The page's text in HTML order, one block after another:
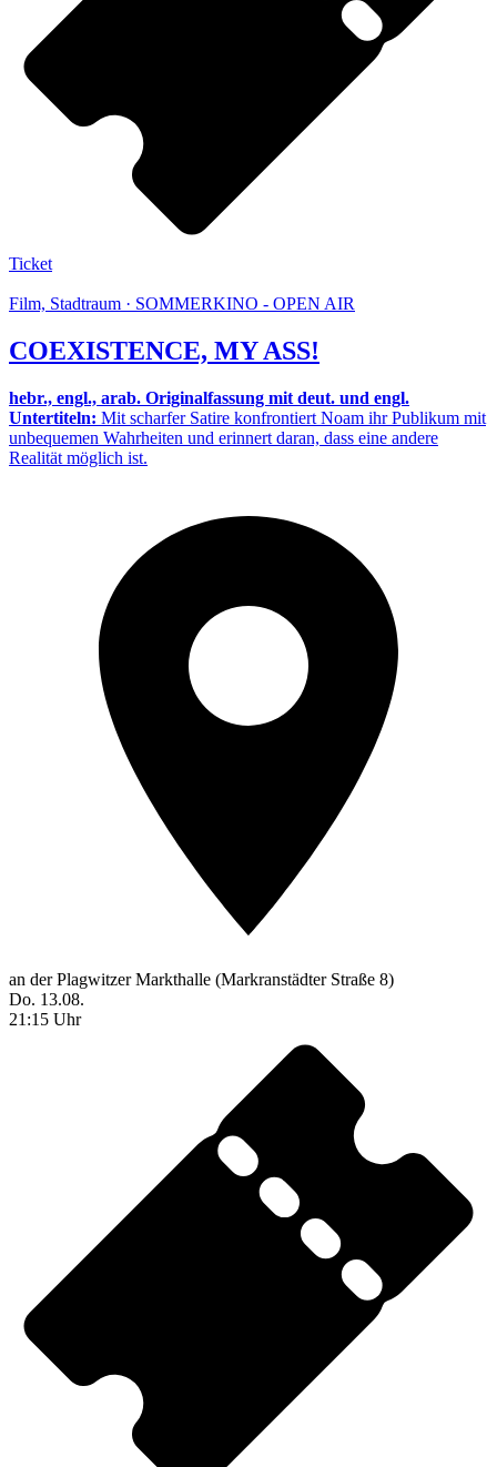
Ticket
Film, Stadtraum · SOMMERKINO - OPEN AIR
COEXISTENCE, MY ASS!
hebr., engl., arab. Originalfassung mit deut. und engl.
Untertiteln: Mit scharfer Satire konfrontiert Noam ihr Publikum mit
unbequemen Wahrheiten und erinnert daran, dass eine andere
Realität möglich ist.
an der Plagwitzer Markthalle (Markranstädter Straße 8)
Do. 13.08.
21:15 Uhr